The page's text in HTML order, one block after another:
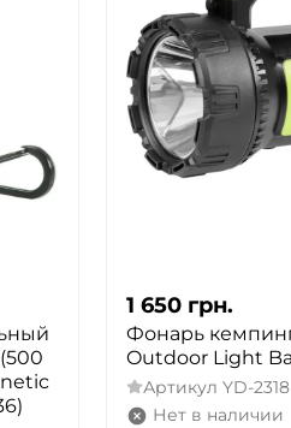
1 650 грн.
Фонарь
Outdoor Light
Артикул YD-2318
Нет в наличии